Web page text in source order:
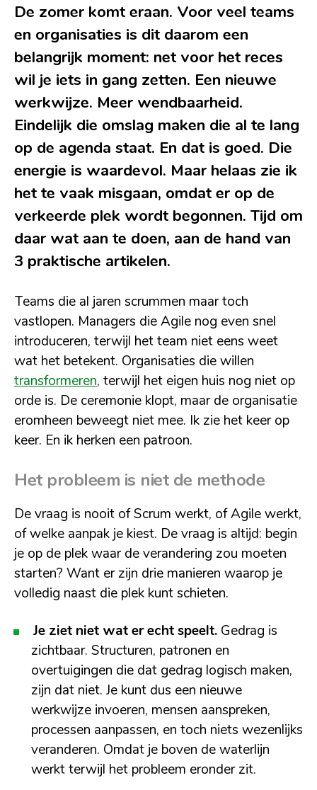
De zomer komt eraan. Voor veel teams
en organisaties is dit daarom een
belangrijk moment: net voor het reces
wil je iets in gang zetten. Een nieuwe
werkwijze. Meer wendbaarheid.
Eindelijk die omslag maken die al te lang
op de agenda staat. En dat is goed. Die
energie is waardevol. Maar helaas zie ik
het te vaak misgaan, omdat er op de
verkeerde plek wordt begonnen. Tijd om
daar wat aan te doen, aan de hand van
3 praktische artikelen.
Teams die al jaren scrummen maar toch
vastlopen. Managers die Agile nog even snel
introduceren, terwijl het team niet eens weet
wat het betekent. Organisaties die willen
transformeren, terwijl het eigen huis nog niet op
orde is. De ceremonie klopt, maar de organisatie
eromheen beweegt niet mee. Ik zie het keer op
keer. En ik herken een patroon.
Het probleem is niet de methode
De vraag is nooit of Scrum werkt, of Agile werkt,
of welke aanpak je kiest. De vraag is altijd: begin
je op de plek waar de verandering zou moeten
starten? Want er zijn drie manieren waarop je
volledig naast die plek kunt schieten.
Je ziet niet wat er echt speelt. Gedrag is
zichtbaar. Structuren, patronen en
overtuigingen die dat gedrag logisch maken,
zijn dat niet. Je kunt dus een nieuwe
werkwijze invoeren, mensen aanspreken,
processen aanpassen, en toch niets wezenlijks
veranderen. Omdat je boven de waterlijn
werkt terwijl het probleem eronder zit.